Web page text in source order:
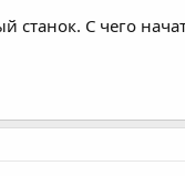
станок. С чего